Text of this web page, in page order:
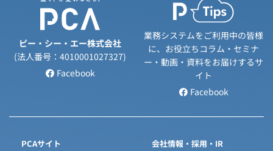
ピー・シー・エー株式会社
(法人番号：4010001027327)
Facebook
業務システムをご利用中の皆様
に、お役立ちコラム・セミナ
ー・動画・資料をお届けするサ
イト
Facebook
PCAサイト
会社情報・採用・IR